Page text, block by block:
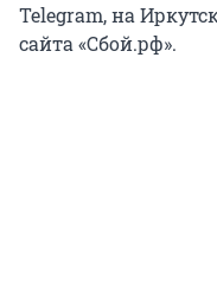
Telegram, на
сайта «Сбой.рф».